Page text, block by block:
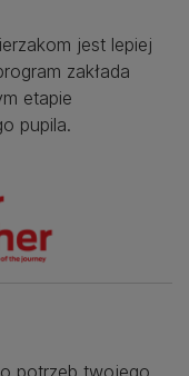
jest lepiej
zakłada
etapie
pupila.
potrzeb twojego